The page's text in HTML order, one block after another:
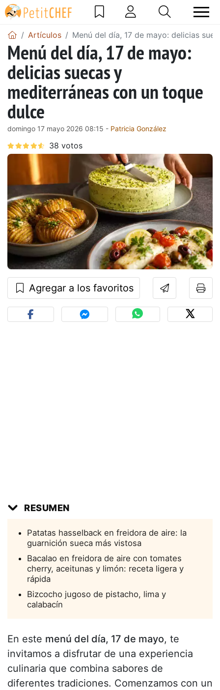
Artículos Menú del día, 17 de mayo: delicias
Menú del día, 17 de mayo:
delicias suecas y
mediterráneas con un toque
dulce
domingo 17 mayo 2026 08:15 - Patricia González
Agregar a los favoritos
RESUMEN
Patatas hasselback en freidora de aire: la
guarnición sueca más vistosa
Bacalao en freidora de aire con tomates
cherry, aceitunas y limón: receta ligera y
rápida
Bizcocho jugoso de pistacho, lima y
calabacín
En este menú del día, 17 de mayo, te
invitamos a disfrutar de una experiencia
culinaria que combina sabores de
diferentes tradiciones. Comenzamos con un